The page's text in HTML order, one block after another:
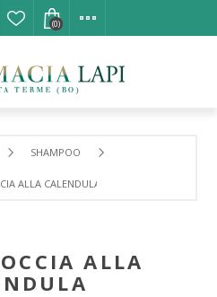
(0)
SHAMPOO
ALLA CALENDULA
ALLA